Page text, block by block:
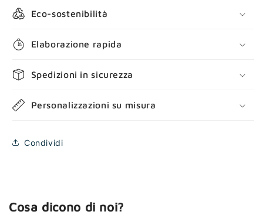
Eco-sostenibilità
Elaborazione rapida
Spedizioni in sicurezza
Personalizzazioni su misura
Condividi
Cosa dicono di noi?